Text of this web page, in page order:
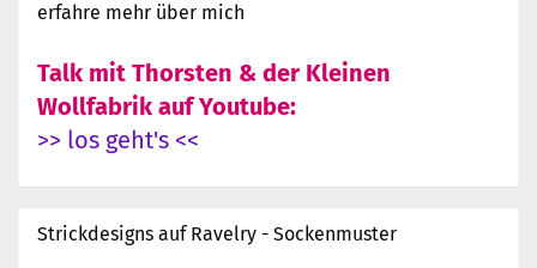
erfahre mehr über mich
Talk mit Thorsten & der Kleinen
Wollfabrik auf Youtube:
>> los geht's <<
Strickdesigns auf Ravelry - Sockenmuster